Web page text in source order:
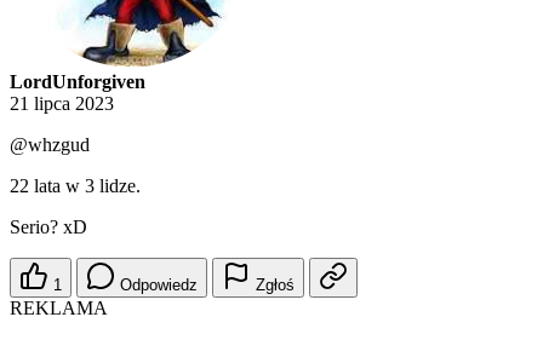
LordUnforgiven
21 lipca 2023
@whzgud
22 lata w 3 lidze.
Serio? xD
1 Odpowiedz Zgłoś
REKLAMA